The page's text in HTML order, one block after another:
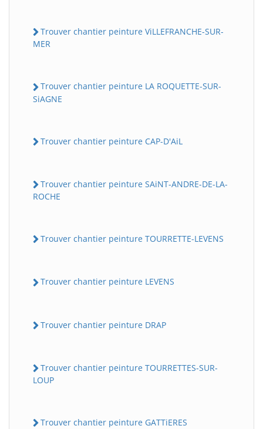
Trouver chantier peinture ViLLEFRANCHE-SUR-
MER
Trouver chantier peinture LA ROQUETTE-SUR-
SiAGNE
Trouver chantier peinture CAP-D'AiL
Trouver chantier peinture SAiNT-ANDRE-DE-LA-
ROCHE
Trouver chantier peinture TOURRETTE-LEVENS
Trouver chantier peinture LEVENS
Trouver chantier peinture DRAP
Trouver chantier peinture TOURRETTES-SUR-
LOUP
Trouver chantier peinture GATTiERES